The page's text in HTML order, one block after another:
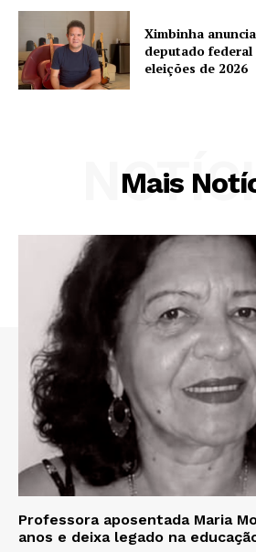
Ximbinha
deputado federal
eleições de 2026
Mais
Professora aposentada Maria
anos e deixa legado na